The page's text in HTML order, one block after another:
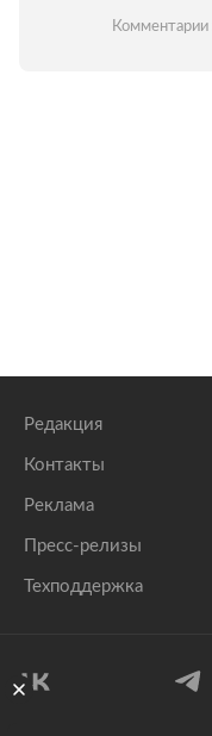
Комментарии
Редакция
Контакты
Реклама
Пресс-релизы
Техподдержка